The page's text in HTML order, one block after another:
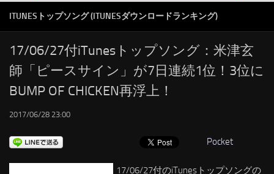
RSS
LINKS
ITUNESトップソング (ITUNESダウンロードランキング)
17/06/27付iTunesトップソング：米津玄
師「ピースサイン」が7日連続1位！3位に
BUMP OF CHICKEN再浮上！
2017/06/28 23:00
Pocket
17/06/27付のiTunesトップソングの